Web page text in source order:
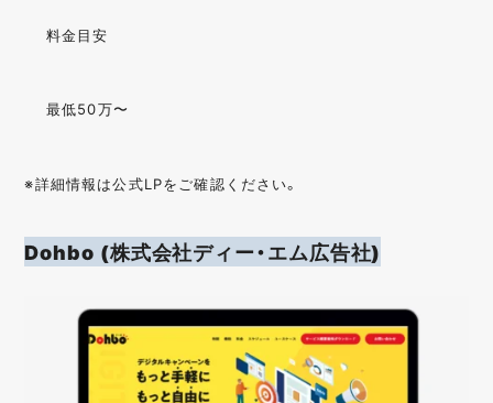
料金目安
最低50万〜
※詳細情報は公式LPをご確認ください。
Dohbo (株式会社ディー・エム広告社)